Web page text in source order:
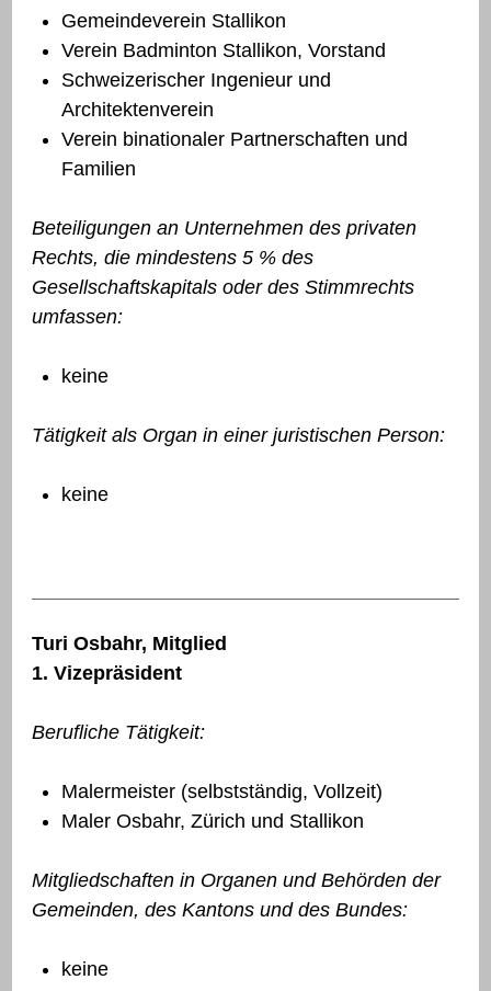
Gemeindeverein Stallikon
Verein Badminton Stallikon, Vorstand
Schweizerischer Ingenieur und
Architektenverein
Verein binationaler Partnerschaften und
Familien
Beteiligungen an Unternehmen des privaten
Rechts, die mindestens 5 % des
Gesellschaftskapitals oder des Stimmrechts
umfassen:
keine
Tätigkeit als Organ in einer juristischen Person:
keine
Turi Osbahr, Mitglied
1. Vizepräsident
Berufliche Tätigkeit:
Malermeister (selbstständig, Vollzeit)
Maler Osbahr, Zürich und Stallikon
Mitgliedschaften in Organen und Behörden der
Gemeinden, des Kantons und des Bundes:
keine